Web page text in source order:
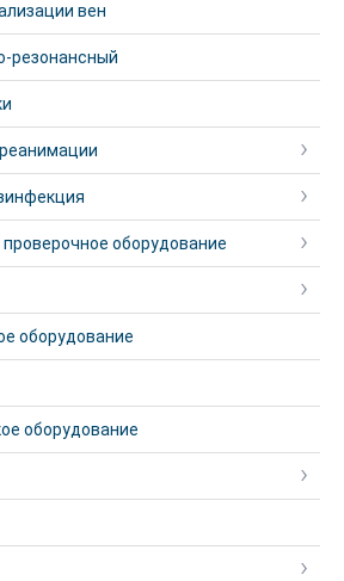
вен
резонансный
оборудование
оборудование
оборудование